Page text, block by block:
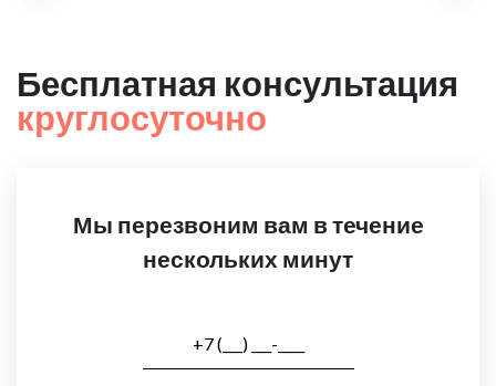
Бесплатная консультация
круглосуточно
Мы перезвоним вам в течение
нескольких минут